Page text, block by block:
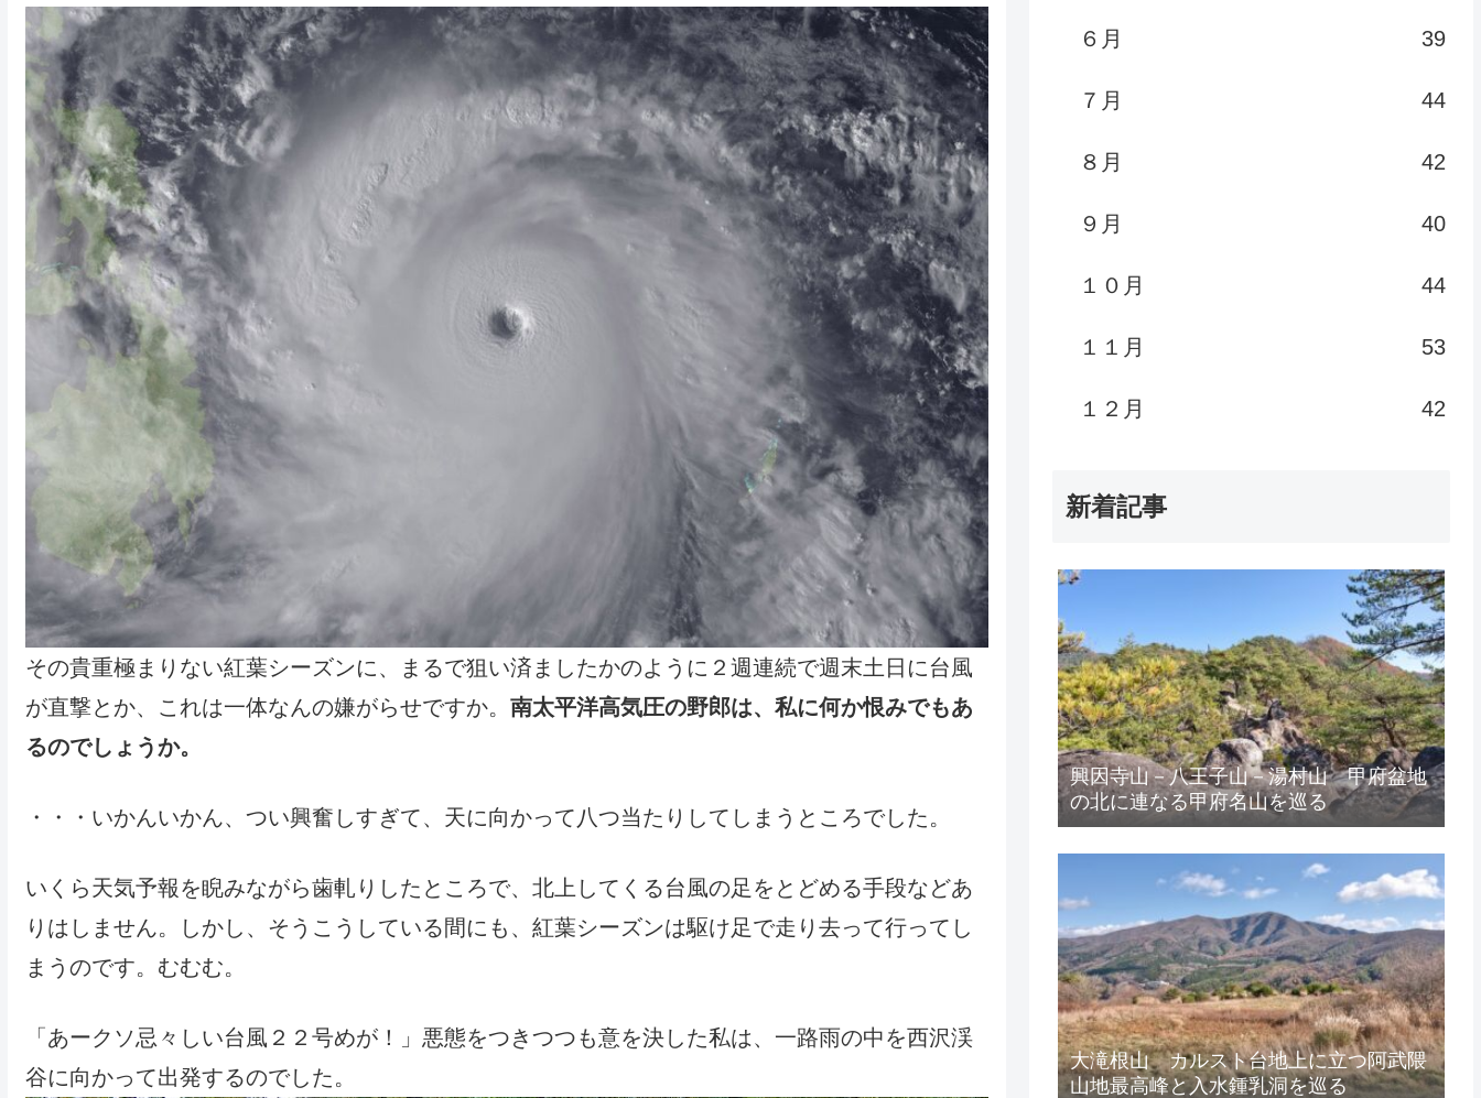
その貴重極まりない紅葉シーズンに、まるで狙い済ましたかのように２週連続で週末土日に台風
が直撃とか、これは一体なんの嫌がらせですか。 南太平洋高気圧の野郎は、私に何か恨みでもあ
るのでしょうか。
・・・いかんいかん、つい興奮しすぎて、天に向かって八つ当たりしてしまうところでした。
いくら天気予報を睨みながら歯軋りしたところで、北上してくる台風の足をとどめる手段などあ
りはしません。しかし、そうこうしている間にも、紅葉シーズンは駆け足で走り去って行ってし
まうのです。むむむ。
「あークソ忌々しい台風２２号めが！」悪態をつきつつも意を決した私は、一路雨の中を西沢渓
谷に向かって出発するのでした。
６月 39
７月 44
８月 42
９月 40
１０月 44
１１月 53
１２月 42
新着記事
興因寺山－八王子山－湯村山 甲府盆地
の北に連なる甲府名山を巡る
大滝根山 カルスト台地上に立つ阿武隈
山地最高峰と入水鍾乳洞を巡る